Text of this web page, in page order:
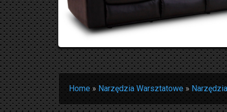
Home»Narzędzia Warsztatowe » Narzędzia